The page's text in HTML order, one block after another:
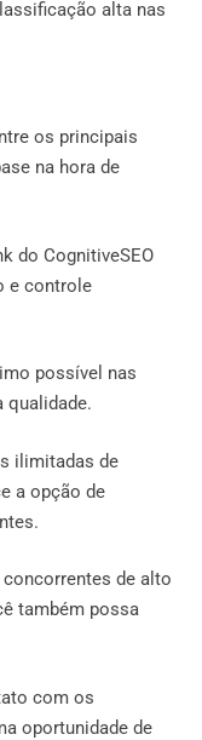
alta nas
os principais
na hora de
do CognitiveSEO
e controle
possível nas
qualidade.
ilimitadas de
a opção de
de alto
também possa
com os
oportunidade de